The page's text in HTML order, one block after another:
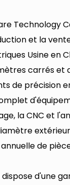
Technology
et la
Usine en
carrés et
de précision
la CNC et
de
dispose d'une